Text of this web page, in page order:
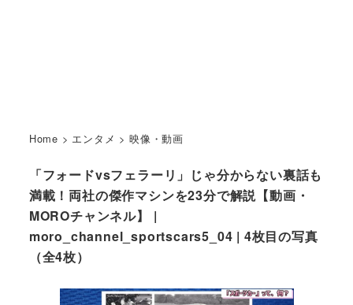
Home > エンタメ >映像・動画
「フォードvsフェラーリ」じゃ分からない裏話も
満載！両社の傑作マシンを23分で解説【動画・
MOROチャンネル】 |
moro_channel_sportscars5_04 | 4枚目の写真
（全4枚）